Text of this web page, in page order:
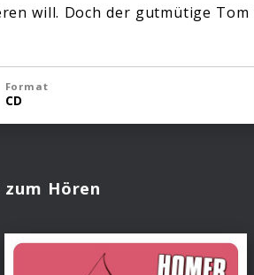
will. Doch der gutmütige
Format
CD
Hören